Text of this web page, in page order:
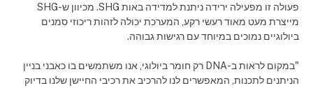
פעולה זו מפעילה ירידה ניתנת למדידה באות SHG. מכיוון ש-SHG
מייצרת מעט מאוד רעשי רקע, המערכת יכולה לזהות ריכוזי סמנים
ביולוגיים נמוכים במיוחד עם רגישות גבוהה.
"במקום לראות ב-DNA רק חומר ביולוגי, אנו משתמשים בו כאבני בניין
הניתנים לתכנות, המאפשרים לנו להרכיב את רכיבי החיישן שלנו בדיוק